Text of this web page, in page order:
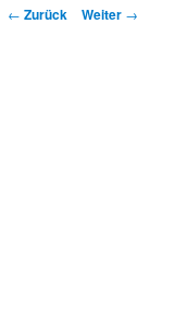
Beitragsnavigation
← Zurück Weiter →